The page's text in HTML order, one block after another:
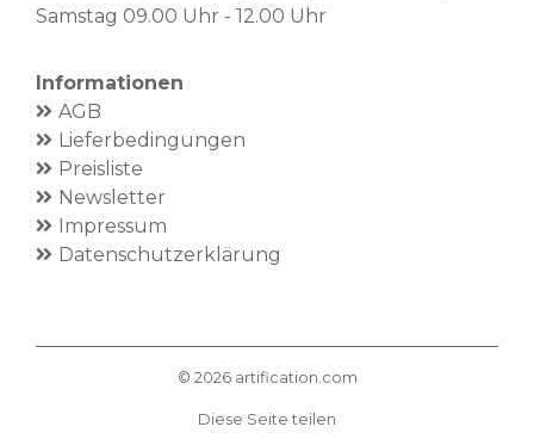
Samstag 09.00 Uhr - 12.00 Uhr
Informationen
AGB
Lieferbedingungen
Preisliste
Newsletter
Impressum
Datenschutzerklärung
© 2026 artification.com
Diese Seite teilen